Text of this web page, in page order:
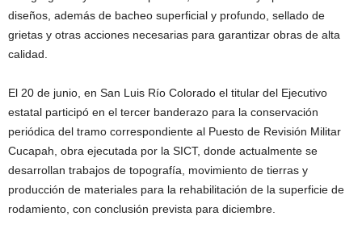
diseños, además de bacheo superficial y profundo, sellado de
grietas y otras acciones necesarias para garantizar obras de alta
calidad.
El 20 de junio, en San Luis Río Colorado el titular del Ejecutivo
estatal participó en el tercer banderazo para la conservación
periódica del tramo correspondiente al Puesto de Revisión Militar
Cucapah, obra ejecutada por la SICT, donde actualmente se
desarrollan trabajos de topografía, movimiento de tierras y
producción de materiales para la rehabilitación de la superficie de
rodamiento, con conclusión prevista para diciembre.